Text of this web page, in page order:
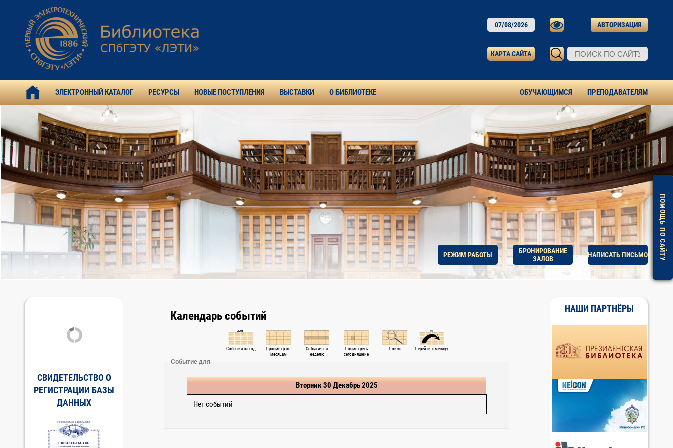
07/08/2026
КАРТА САЙТА
АВТОРИЗАЦИЯ
ЭЛЕКТРОННЫЙ КАТАЛОГ РЕСУРСЫ НОВЫЕ ПОСТУПЛЕНИЯ ВЫСТАВКИ О БИБЛИОТЕКЕ ОБУЧАЮЩИМСЯ ПРЕПОДАВАТЕЛЯМ
РЕЖИМ РАБОТЫ
БРОНИРОВАНИЕ
ЗАЛОВ
НАПИСАТЬ ПИСЬМО
СВИДЕТЕЛЬСТВО О
РЕГИСТРАЦИИ БАЗЫ
ДАННЫХ
Календарь событий
События на год
Просмотр по
месяцам
События на
неделю
Посмотреть
сегодняшние
Поиск Перейти к месяцу
Событие для
Вторник 30 Декабрь 2025
Нет событий
НАШИ ПАРТНЁРЫ
ПОМОЩЬ ПО САЙТУ